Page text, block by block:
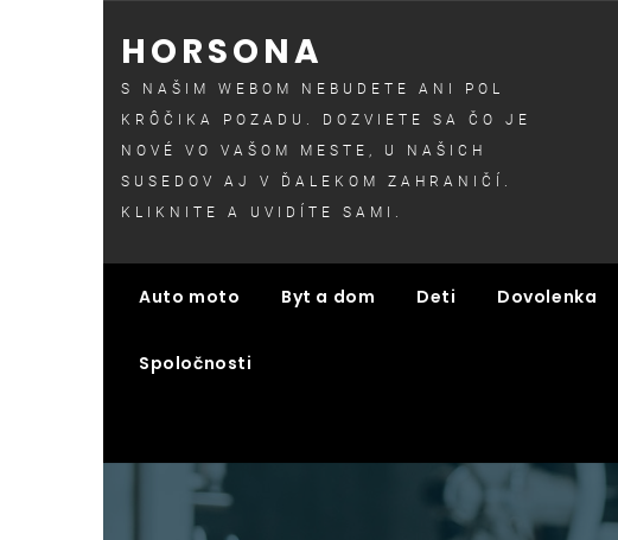
HORSONA
S NAŠIM WEBOM NEBUDETE ANI POL
KRÔČIKA POZADU. DOZVIETE SA ČO JE
NOVÉ VO VAŠOM MESTE, U NAŠICH
SUSEDOV AJ V ĎALEKOM ZAHRANIČÍ.
KLIKNITE A UVIDÍTE SAMI.
Auto moto Byt a dom Deti Dovolenka
Spoločnosti